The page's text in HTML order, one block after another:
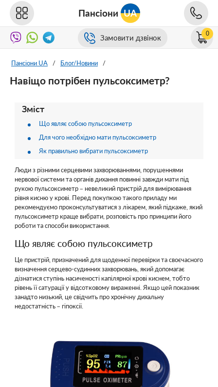
Пансіони UA
Замовити дзвінок 0
Пансіони UA / Блог/Новини /
Навіщо потрібен пульсоксиметр?
Зміст
Що являє собою пульсоксиметр
Для чого необхідно мати пульсоксиметр
Як правильно вибрати пульсоксиметр
Люди з різними серцевими захворюваннями, порушеннями
нервової системи та органів дихання повинні завжди мати під
рукою пульсоксиметр – невеликий пристрій для вимірювання
рівня кисню у крові. Перед покупкою такого приладу ми
рекомендуємо проконсультуватися з лікарем, який підкаже, який
пульсоксиметр краще вибрати, розповість про принципи його
роботи та способи використання.
Що являє собою пульсоксиметр
Це пристрій, призначений для щоденної перевірки та своєчасного
визначення серцево-судинних захворювань, який допомагає
дізнатися ступінь насиченості капілярної крові киснем, тобто
рівень її сатурації у відсотковому вираженні. Якщо цей показник
занадто низький, це свідчить про хронічну дихальну
недостатність – гіпоксії.